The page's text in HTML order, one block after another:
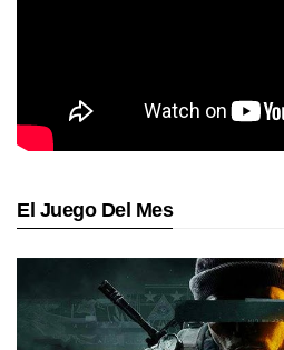
El Juego Del Mes